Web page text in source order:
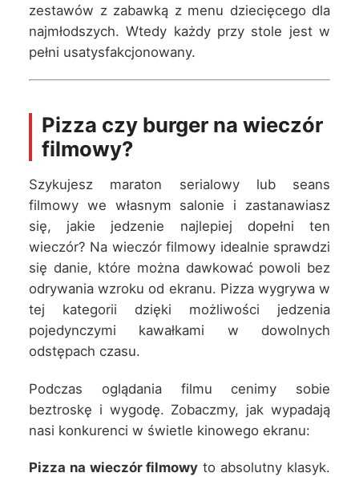
zestawów z zabawką z menu dziecięcego dla
najmłodszych. Wtedy każdy przy stole jest w
pełni usatysfakcjonowany.
Pizza czy burger na wieczór
filmowy?
Szykujesz maraton serialowy lub seans
filmowy we własnym salonie i zastanawiasz
się, jakie jedzenie najlepiej dopełni ten
wieczór? Na wieczór filmowy idealnie sprawdzi
się danie, które można dawkować powoli bez
odrywania wzroku od ekranu. Pizza wygrywa w
tej kategorii dzięki możliwości jedzenia
pojedynczymi kawałkami w dowolnych
odstępach czasu.
Podczas oglądania filmu cenimy sobie
beztroskę i wygodę. Zobaczmy, jak wypadają
nasi konkurenci w świetle kinowego ekranu:
Pizza na wieczór filmowy to absolutny klasyk.